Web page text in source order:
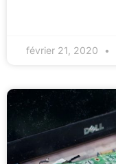
février 21, 2020